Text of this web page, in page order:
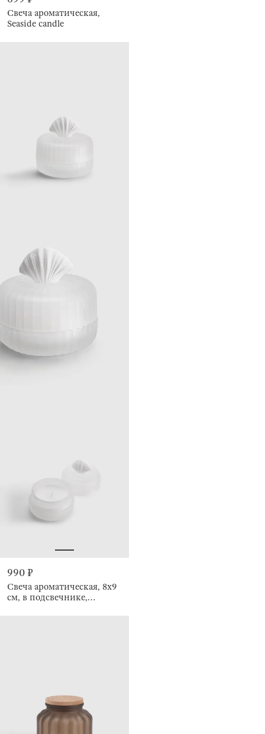
Свеча ароматическая,
Seaside candle
990 ₽
Свеча ароматическая, 8x9
см, в подсвечнике,